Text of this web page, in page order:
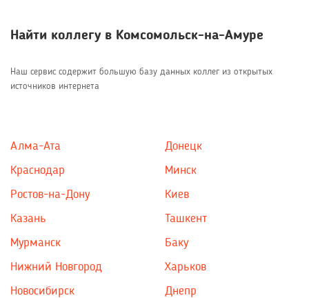
Найти коллегу в Комсомольск-на-Амуре
Наш сервис содержит большую базу данных коллег из открытых
источников интернета
Алма-Ата
Краснодар
Ростов-на-Дону
Казань
Мурманск
Нижний Новгород
Новосибирск
Донецк
Минск
Киев
Ташкент
Баку
Харьков
Днепр